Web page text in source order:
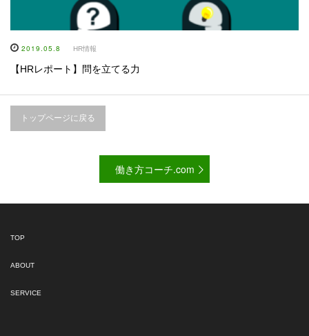
2019.05.8 HR情報
【HRレポート】問を立てる力
トップページに戻る
働き方コーチ.com
TOP
ABOUT
SERVICE